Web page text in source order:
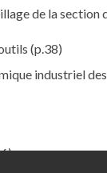
de la section
(p.38)
industriel des